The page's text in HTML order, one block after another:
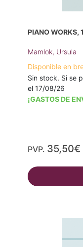
PIANO
Mamlok, Ursula
Disponible en
Sin stock. Si se
el 17/08/26
¡GASTOS DE
PVP. 35,50€